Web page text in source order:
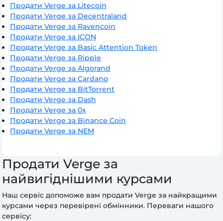
Продати Verge за Litecoin
Продати Verge за Decentraland
Продати Verge за Ravencoin
Продати Verge за ICON
Продати Verge за Basic Attention Token
Продати Verge за Ripple
Продати Verge за Algorand
Продати Verge за Cardano
Продати Verge за BitTorrent
Продати Verge за Dash
Продати Verge за 0x
Продати Verge за Binance Coin
Продати Verge за NEM
Продати Verge за
найвигіднішими курсами
Наш сервіс допоможе вам продати Verge за найкращими
курсами через перевірені обмінники. Переваги нашого
сервісу: